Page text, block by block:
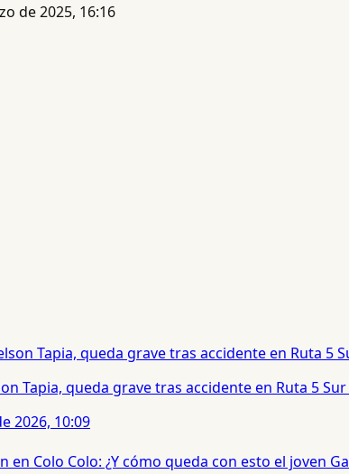
de 2025, 16:16
Tapia, queda grave tras accidente en Ruta 5
2026, 10:09